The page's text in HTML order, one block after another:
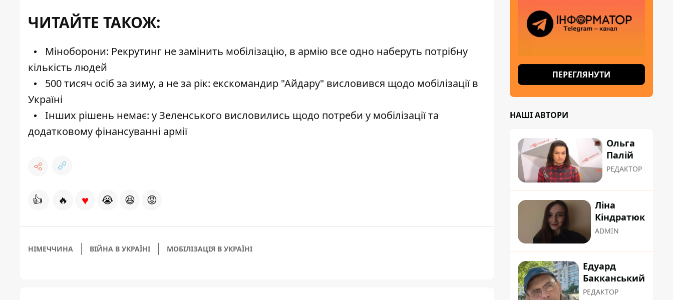
ЧИТАЙТЕ ТАКОЖ:
Міноборони: Рекрутинг не замінить мобілізацію, в армію все одно наберуть потрібну
кількість людей
500 тисяч осіб за зиму, а не за рік: екскомандир "Айдару" висловився щодо мобілізації в
Україні
Інших рішень немає: у Зеленського висловились щодо потреби у мобілізації та
додатковому фінансуванні армії
👍 🔥 ♥ 😭 😆 😡
НІМЕЧЧИНА ВІЙНА В УКРАЇНІ МОБІЛІЗАЦІЯ В УКРАЇНІ
ПЕРЕГЛЯНУТИ
НАШІ АВТОРИ
Ольга
Палій
РЕДАКТОР
Ліна
Кіндратюк
ADMIN
Едуард
Бакканський
РЕДАКТОР